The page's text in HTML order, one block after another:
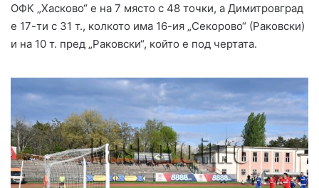
ОФК „Хасково“ е на 7 място с 48 точки, а Димитровград
е 17-ти с 31 т., колкото има 16-ия „Секорово“ (Раковски)
и на 10 т. пред „Раковски“, който е под чертата.